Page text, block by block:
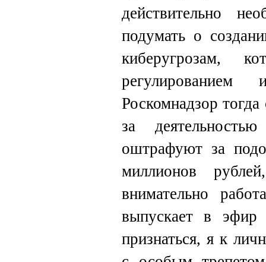
действительно
подумать о
киберугрозам,
регулированием
Роскомнадзор
за
оштрафуют за
миллионов
внимательно
выпускает в эфир
признаться, я к